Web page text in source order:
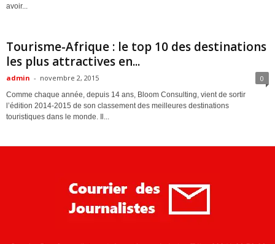
avoir...
Tourisme-Afrique : le top 10 des destinations
les plus attractives en...
admin - novembre 2, 2015 0
Comme chaque année, depuis 14 ans, Bloom Consulting, vient de sortir
l’édition 2014-2015 de son classement des meilleures destinations
touristiques dans le monde. Il...